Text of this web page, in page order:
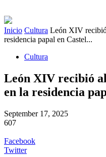
Inicio Cultura León XIV
residencia papal en Castel...
Cultura
León XIV recibió
en la residencia
September 17, 2025
607
Facebook
Twitter